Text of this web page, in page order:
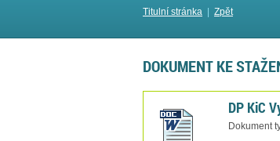
Titulní stránka Zpět
DOKUMENT KE
DP KiC
Dokument